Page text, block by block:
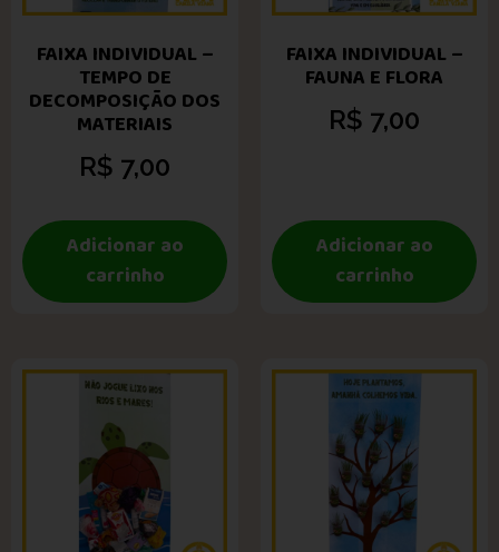
FAIXA INDIVIDUAL –
TEMPO DE
DECOMPOSIÇÃO DOS
MATERIAIS
R$ 7,00
Adicionar ao
carrinho
FAIXA INDIVIDUAL –
FAUNA E FLORA
R$ 7,00
Adicionar ao
carrinho